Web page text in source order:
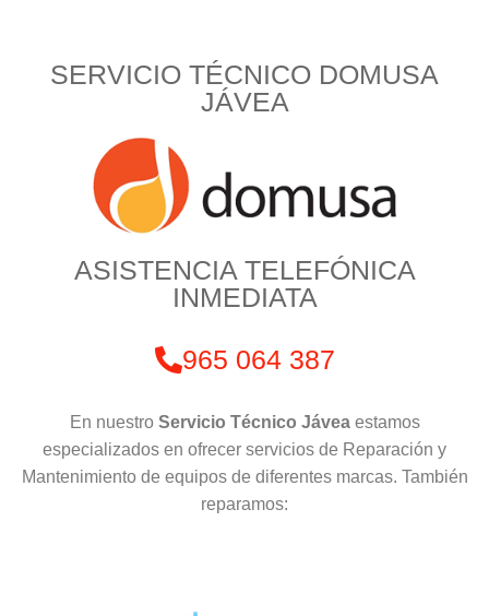
SERVICIO TÉCNICO DOMUSA
JÁVEA
ASISTENCIA TELEFÓNICA
INMEDIATA
965 064 387
En nuestro Servicio Técnico Jáveaestamos
especializados en ofrecer servicios de Reparación y
Mantenimiento de equipos de diferentes marcas. También
reparamos: